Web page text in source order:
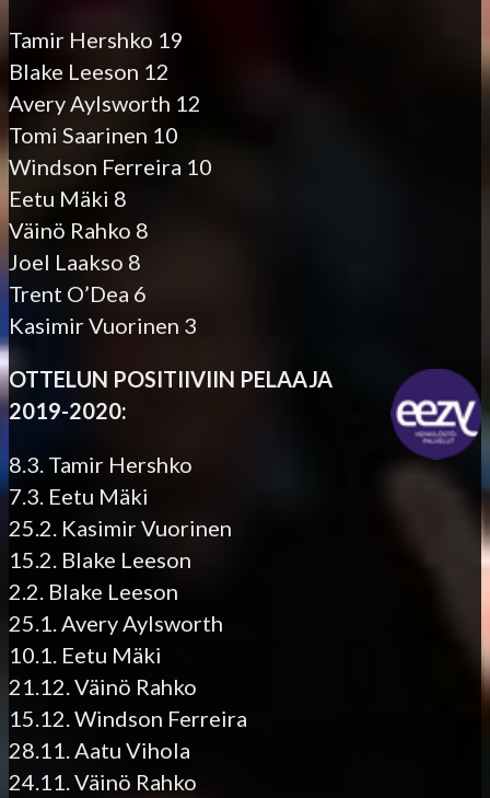
Tamir Hershko 19
Blake Leeson 12
Avery Aylsworth 12
Tomi Saarinen 10
Windson Ferreira 10
Eetu Mäki 8
Väinö Rahko 8
Joel Laakso 8
Trent O’Dea 6
Kasimir Vuorinen 3
OTTELUN POSITIIVIIN PELAAJA
2019-2020:
8.3. Tamir Hershko
7.3. Eetu Mäki
25.2. Kasimir Vuorinen
15.2. Blake Leeson
2.2. Blake Leeson
25.1. Avery Aylsworth
10.1. Eetu Mäki
21.12. Väinö Rahko
15.12. Windson Ferreira
28.11. Aatu Vihola
24.11. Väinö Rahko